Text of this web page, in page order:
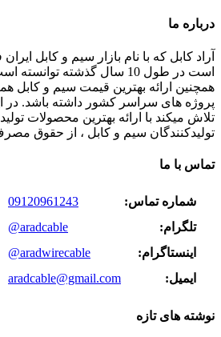
درباره ما
آراد کابل که با نام بازار سیم و کابل
است در طول 10 سال گذشته
همچنین ارائه بهترین قیمت سیم و کابل
پروژه های سراسر کشور داشته باشد. در
تلاش میکند با ارائه بهترین محصولات
تولیدکنندگان سیم و کابل ، از حقوق
تماس با ما
شماره تماس:
09120961243
تلگرام:
@aradcable
اینستاگرام:
@aradwirecable
ایمیل:
aradcable@gmail.com
نوشته های تازه